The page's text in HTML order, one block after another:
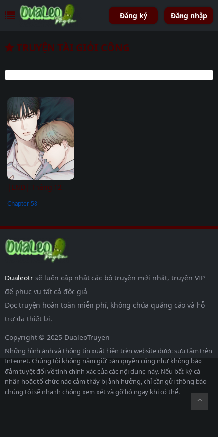
Đăng ký Đăng nhập
TRUYỆN TÀI GIỎI CÔNG
|END| Tháng 12
Chapter 58
Dualeotr sẽ luôn cập nhật các bộ truyện mới nhất, truyện VIP
để phục vụ tất cả độc giả
Đọc truyện hoàn toàn miễn phí, không chứa quảng cáo và hỗ
trợ đa thiết bị.
Copyright © 2025 DualeoTruyen
Những hình ảnh và thông tin xuất hiện trên website được sưu tầm trên
Internet. Chúng tôi không nắm giữ bản quyền cũng như không bảo
đảm tuyệt đối về tính chính xác của các nội dung này. Nếu bất kỳ cá
nhân hoặc tổ chức nào cảm thấy bị ảnh hưởng, chỉ cần gửi thông báo –
chúng tôi sẽ nhanh chóng xem xét và gỡ bỏ ngay khi có thể.